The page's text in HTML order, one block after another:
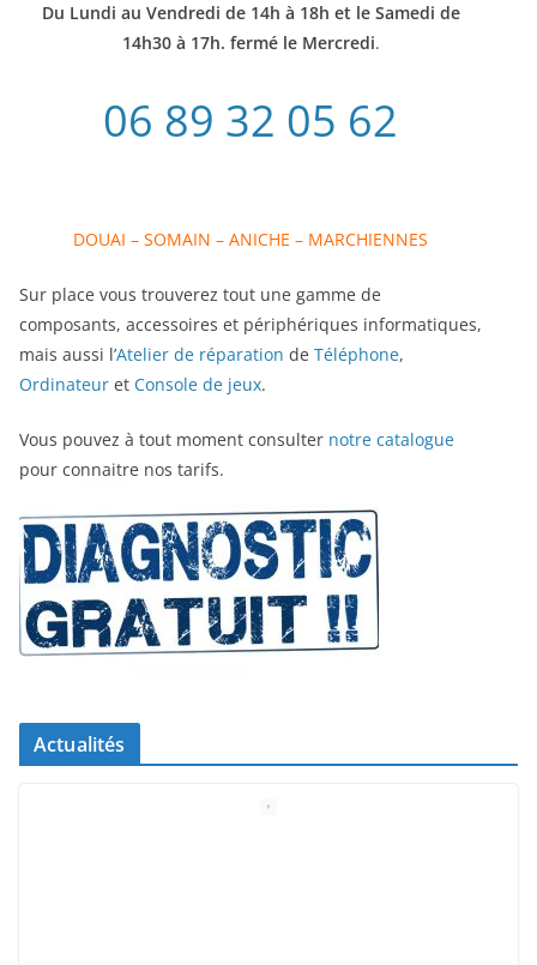
Du Lundi au Vendredi de 14h à 18h et le Samedi de
14h30 à 17h. fermé le Mercredi.
06 89 32 05 62
DOUAI – SOMAIN – ANICHE – MARCHIENNES
Sur place vous trouverez tout une gamme de
composants, accessoires et périphériques informatiques,
mais aussi l’Atelier de réparation de Téléphone,
Ordinateur et Console de jeux.
Vous pouvez à tout moment consulter notre catalogue
pour connaitre nos tarifs.
Actualités